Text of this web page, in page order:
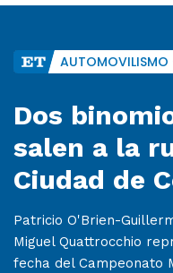
AUTOMOVILISMO
Dos
salen a la
Ciudad de
Patricio O'Brien-
Miguel Quattrocchio
fecha del Campeonato